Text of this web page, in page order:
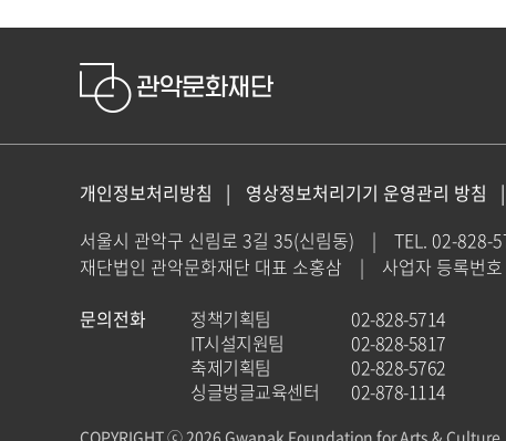
개인정보처리방침 영상정보처리기기 운영관리 방침
서울시 관악구 신림로 3길 35(신림동)
| TEL. 02-828-
재단법인 관악문화재단 대표 소홍삼
|
사업자 등록번
문의전화
정책기획팀 02-828-5714
IT시설지원팀
02-828-5817
축제기획팀
02-828-5762
싱글벙글교육센터
02-878-1114
COPYRIGHT ⓒ 2026 Gwanak Foundation for Arts & Culture.